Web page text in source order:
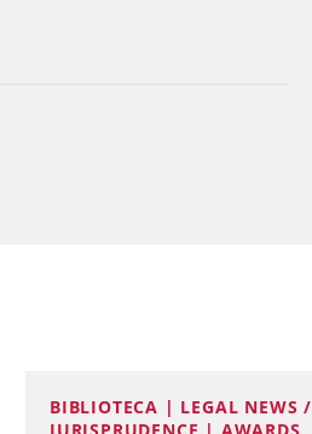
BIBLIOTECA | LEGAL NEWS /